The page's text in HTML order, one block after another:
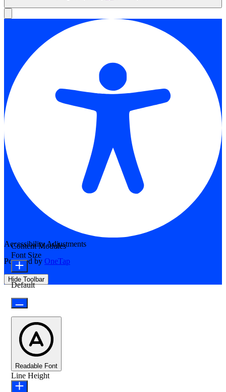
Accessibility Adjustments
Powered by OneTap
Hide Toolbar
Content Modules
Font Size
Default
Readable Font
Line Height